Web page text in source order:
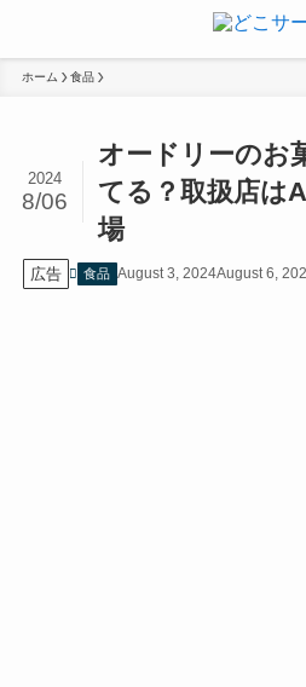
ホーム 食品
オードリーのお
てる？取扱店は
場
2024
8/06
広告 食品 August 3, 2024August 6,